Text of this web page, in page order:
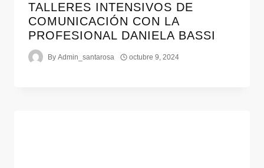
TALLERES INTENSIVOS DE
COMUNICACIÓN CON LA
PROFESIONAL DANIELA BASSI
By Admin_santarosa octubre 9, 2024